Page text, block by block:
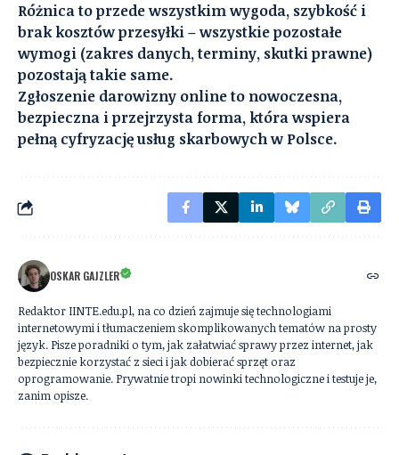
Różnica to przede wszystkim wygoda, szybkość i
brak kosztów przesyłki – wszystkie pozostałe
wymogi (zakres danych, terminy, skutki prawne)
pozostają takie same.
Zgłoszenie darowizny online to nowoczesna,
bezpieczna i przejrzysta forma, która wspiera
pełną cyfryzację usług skarbowych w Polsce.
OSKAR GAJZLER
Redaktor IINTE.edu.pl, na co dzień zajmuje się technologiami
internetowymi i tłumaczeniem skomplikowanych tematów na prosty
język. Pisze poradniki o tym, jak załatwiać sprawy przez internet, jak
bezpiecznie korzystać z sieci i jak dobierać sprzęt oraz
oprogramowanie. Prywatnie tropi nowinki technologiczne i testuje je,
zanim opisze.